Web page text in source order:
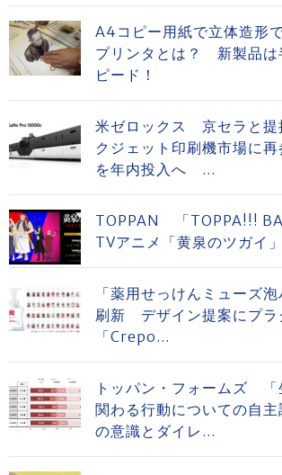
A4コピー用紙で立体造形
プリンタとは？ 新製品は
ピード！
米ゼロックス 京セラと
クジェット印刷機市場に
を年内投入へ ...
TOPPAN 「TOPPA!!!
TVアニメ「黄泉のツガイ
「薬用せっけんミューズ泡
刷新 デザイン提案にプラ
「Crepo...
トッパン・フォームズ 「
関わる行動についての自
の意識とダイレ...